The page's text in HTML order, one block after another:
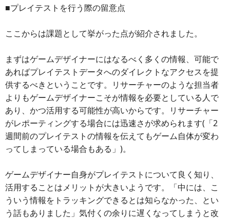
■プレイテストを行う際の留意点
ここからは課題として挙がった点が紹介されました。
まずはゲームデザイナーにはなるべく多くの情報、可能で
あればプレイテストデータへのダイレクトなアクセスを提
供するべきということです。リサーチャーのような担当者
よりもゲームデザイナーこそが情報を必要としている人で
あり、かつ活用する可能性が高いからです。リサーチャー
がレポーティングする場合には迅速さが求められます(「2
週間前のプレイテストの情報を伝えてもゲーム自体が変わ
ってしまっている場合もある」)。
ゲームデザイナー自身がプレイテストについて良く知り、
活用することはメリットが大きいようです。「中には、こ
ういう情報をトラッキングできるとは知らなかった、とい
う話もありました」気付くの余りに遅くなってしまうと改